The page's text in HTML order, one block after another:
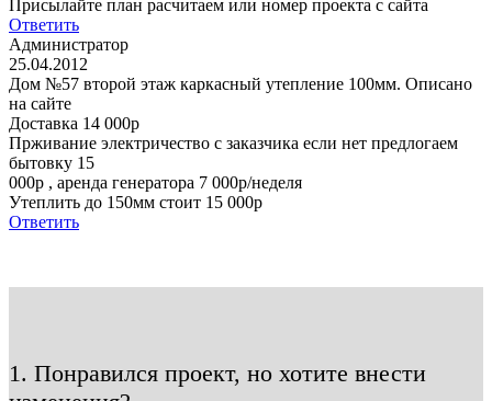
Присылайте план расчитаем или номер проекта с сайта
Ответить
Администратор
25.04.2012
Дом №57 второй этаж каркасный утепление 100мм. Описано
на сайте
Доставка 14 000р
Прживание электричество с заказчика если нет предлогаем
бытовку 15
000р , аренда генератора 7 000р/неделя
Утеплить до 150мм стоит 15 000р
Ответить
1. Понравился проект, но хотите внести